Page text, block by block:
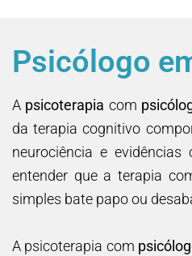
Psicólogo
A psicoterapia com
da terapia cognitivo
neurociência e
entender que a terapia
simples bate papo ou
A psicoterapia com